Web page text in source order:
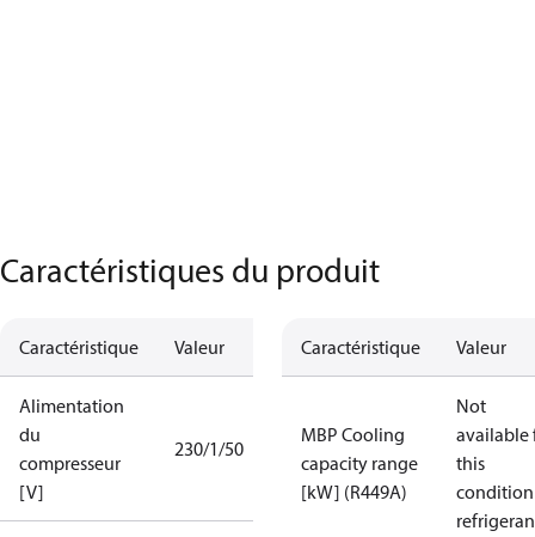
Caractéristiques du produit
Caractéristique Valeur
Alimentation
du
compresseur
[V]
230/1/50
Caractéristique Valeur
MBP Cooling
capacity range
[kW] (R449A)
Not
available
this